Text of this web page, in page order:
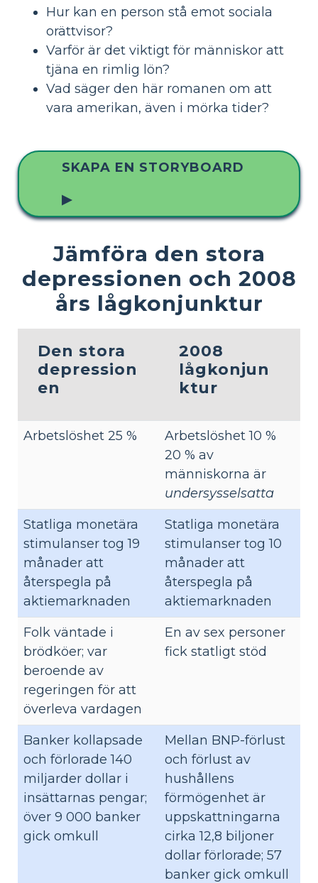
Hur kan en person stå emot sociala
orättvisor?
Varför är det viktigt för människor att
tjäna en rimlig lön?
Vad säger den här romanen om att
vara amerikan, även i mörka tider?
SKAPA EN STORYBOARD
▶
Jämföra den stora
depressionen och 2008
års lågkonjunktur
Den stora
depression
en
2008
lågkonjun
ktur
Arbetslöshet 25 %
Arbetslöshet 10 %
20 % av
människorna är
undersysselsatta
Statliga monetära
stimulanser tog 19
månader att
återspegla på
aktiemarknaden
Statliga monetära
stimulanser tog 10
månader att
återspegla på
aktiemarknaden
Folk väntade i
brödköer; var
beroende av
regeringen för att
överleva vardagen
En av sex personer
fick statligt stöd
Banker kollapsade
och förlorade 140
miljarder dollar i
insättarnas pengar;
över 9 000 banker
gick omkull
Mellan BNP-förlust
och förlust av
hushållens
förmögenhet är
uppskattningarna
cirka 12,8 biljoner
dollar förlorade; 57
banker gick omkull